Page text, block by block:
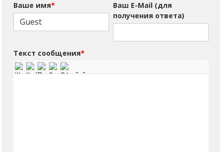
Ваше имя*
Ваш E-Mail (для
получения ответа)
Текст сообщения*